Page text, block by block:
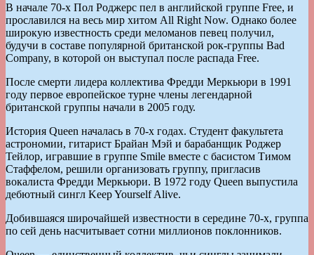
В начале 70-х Пол Роджерс пел в английской группе Free, и
прославился на весь мир хитом All Right Now. Однако более
широкую известность среди меломанов певец получил,
будучи в составе популярной британской рок-группы Bad
Company, в которой он выступал после распада Free.
После смерти лидера коллектива Фредди Меркьюри в 1991
году первое европейское турне члены легендарной
британской группы начали в 2005 году.
История Queen началась в 70-х годах. Студент факультета
астрономии, гитарист Брайан Мэй и барабанщик Роджер
Тейлор, игравшие в группе Smile вместе с басистом Тимом
Стаффелом, решили организовать группу, пригласив
вокалиста Фредди Меркьюри. В 1972 году Queen выпустила
дебютный сингл Keep Yourself Alive.
Добившаяся широчайшей известности в середине 70-х, группа
по сей день насчитывает сотни миллионов поклонников.